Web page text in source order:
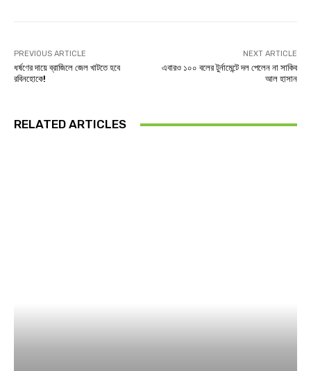
PREVIOUS ARTICLE
ধর্ষণের দায়ে ব্রাজিলে জেল খাটতে হবে
রবিনহোকে!
NEXT ARTICLE
এবারও ১০০ বলের টুর্নামেন্টে দল পেলেন না সাকিব
আল হাসান
RELATED ARTICLES